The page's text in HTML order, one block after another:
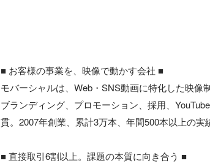
■ お客様の事業を、映像で動かす会社 ■
モバーシャルは、Web・SNS動画に特化した映像制
ブランディング、プロモーション、採用、
貫。2007年創業、累計3万本、年間500本以上の実
■ 直接取引6割以上。課題の本質に向き合う ■